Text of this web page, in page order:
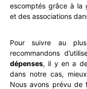
escomptés grâce à la
et des associations
Pour suivre au
recommandons
dépenses, il y en a
dans notre cas,
Nous avons prévu